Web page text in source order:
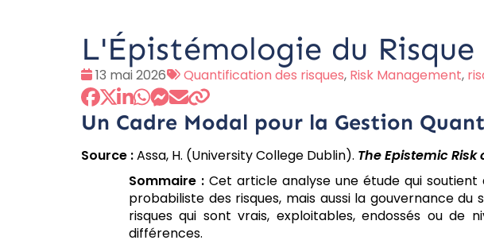
L'Épistémologie du Risque
Date
:
13 mai 2026
Tags
:
Quantification des risques, Risk Management,
Un Cadre Modal pour la Gestion
Source :Assa, H. (University College Dublin). The Epistemic
Sommaire : Cet article analyse une étude qui
probabiliste des risques, mais aussi la gouvernance
risques qui sont vrais, exploitables, endossés ou de
différences.